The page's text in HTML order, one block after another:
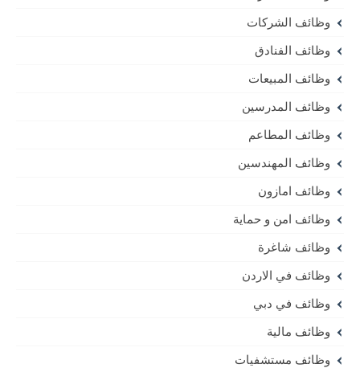
وظائف الشركات
وظائف الفنادق
وظائف المبيعات
وظائف المدرسين
وظائف المطاعم
وظائف المهندسين
وظائف امازون
وظائف امن و حماية
وظائف شاغرة
وظائف في الاردن
وظائف في دبي
وظائف مالية
وظائف مستشفيات